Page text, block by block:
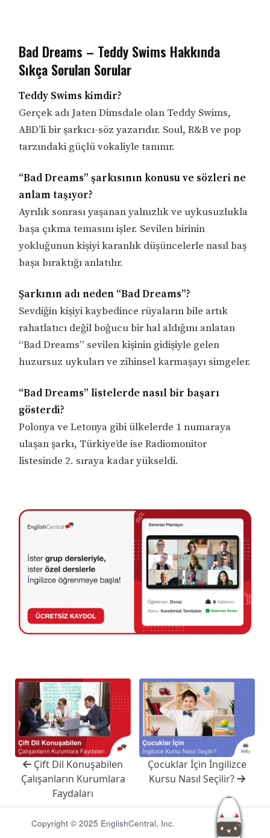
Bad Dreams – Teddy Swims Hakkında
Sıkça Sorulan Sorular
Teddy Swims kimdir?
Gerçek adı Jaten Dimsdale olan Teddy Swims,
ABD’li bir şarkıcı-söz yazarıdır. Soul, R&B ve pop
tarzındaki güçlü vokaliyle tanınır.
“Bad Dreams” şarkısının konusu ve sözleri ne
anlam taşıyor?
Ayrılık sonrası yaşanan yalnızlık ve uykusuzlukla
başa çıkma temasını işler. Sevilen birinin
yokluğunun kişiyi karanlık düşüncelerle nasıl baş
başa bıraktığı anlatılır.
Şarkının adı neden “Bad Dreams”?
Sevdiğin kişiyi kaybedince rüyaların bile artık
rahatlatıcı değil boğucu bir hal aldığını anlatan
“Bad Dreams” sevilen kişinin gidişiyle gelen
huzursuz uykuları ve zihinsel karmaşayı simgeler.
“Bad Dreams” listelerde nasıl bir başarı
gösterdi?
Polonya ve Letonya gibi ülkelerde 1 numaraya
ulaşan şarkı, Türkiye’de ise Radiomonitor
listesinde 2. sıraya kadar yükseldi.
Çift Dil Konuşabilen
Çalışanların Kurumlara
Faydaları
Çocuklar İçin İngilizce
Kursu Nasıl Seçilir?
Copyright © 2025 EnglishCentral, Inc.